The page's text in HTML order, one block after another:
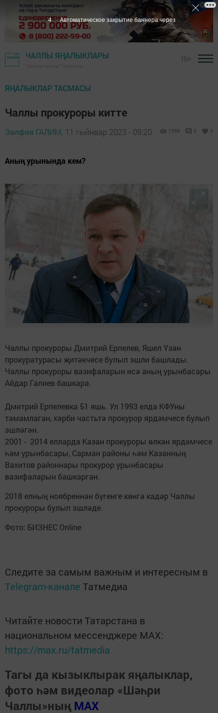
ЧАЛЛЫ ЯҢАЛЫКЛАРЫ
ЯҢАЛЫКЛАР ТАСМАСЫ
Чаллы прокуроры китте
Зөлфия ГАЛИМ, 11 гыйнвар 2023 - 09:20 1359 0 0
Аның урынында кем?
Чаллы прокуроры Дмитрий Ерпелев, Яшел Үзән
прокуратурасы җитәкчесе булып эшли башлады.
Чаллы прокуроры вазифаларын исә аның урынбасары
Айдар Галиев башкара.
Дмитрий Ерпелевка 51 яшь. Ул 1993 елда КФУны
тәмамлаган, хәрби частьтә прокурор ярдәмчесе булып
эшләгән.
2001 - 2014 елларда Казан прокуроры өлкән ярдәмчесе
һәм урынбасары, Сарман районы һәм Казанның
Вахитов районнары прокурор урынбасары
вазифаларын башкарган.
2018 елның ноябреннән бүгенге көнгә кадәр Чаллы
прокуроры булып эшләде.
Фото: БИЗНЕС Online
Следите за самым важным и интересным в
Telegram-канале Татмедиа
Читайте новости Татарстана в
национальном мессенджере MАХ:
https://max.ru/tatmedia
Тагы да кызыклырак яңалыклар,
фото һәм видеолар «Шәһри
Чаллы»ның MAX
2 Автоматическое закрытие баннера через